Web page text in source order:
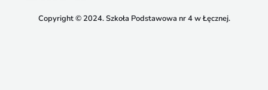
Copyright © 2024. Szkoła Podstawowa nr 4 w Łęcznej.